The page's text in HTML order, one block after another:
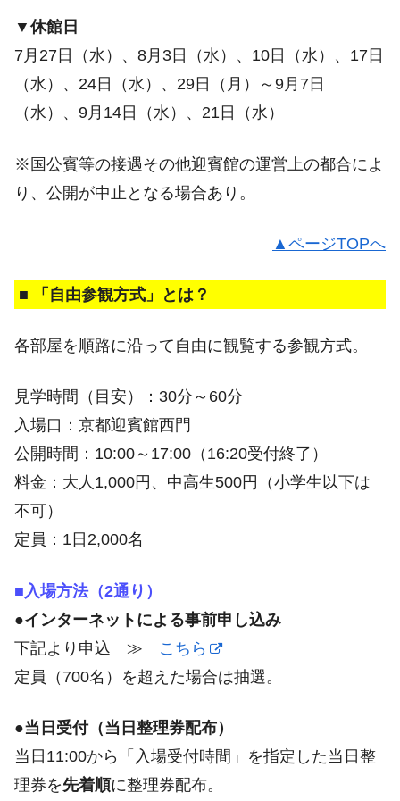
▼休館日
7月27日（水）、8月3日（水）、10日（水）、17日
（水）、24日（水）、29日（月）～9月7日
（水）、9月14日（水）、21日（水）
※国公賓等の接遇その他迎賓館の運営上の都合によ
り、公開が中止となる場合あり。
▲ページTOPへ
■ 「自由参観方式」とは？
各部屋を順路に沿って自由に観覧する参観方式。
見学時間（目安）：30分～60分
入場口：京都迎賓館西門
公開時間：10:00～17:00（16:20受付終了）
料金：大人1,000円、中高生500円（小学生以下は
不可）
定員：1日2,000名
■入場方法（2通り）
●インターネットによる事前申し込み
下記より申込 ≫ こちら
定員（700名）を超えた場合は抽選。
●当日受付（当日整理券配布）
当日11:00から「入場受付時間」を指定した当日整
理券を先着順に整理券配布。